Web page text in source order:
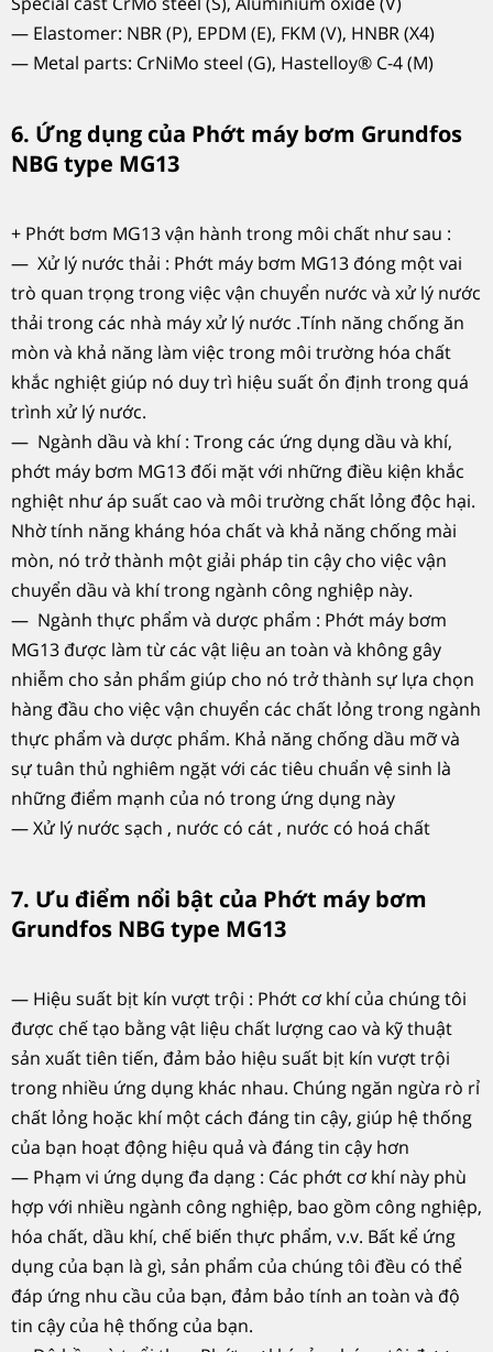
— Elastomer: NBR (P), EPDM (E), FKM (V), HNBR (X4)
— Metal parts: CrNiMo steel (G), Hastelloy® C-4 (M)
6. Ứng dụng của Phớt máy bơm Grundfos
NBG type MG13
+ Phớt bơm MG13 vận hành trong môi chất như sau :
— Xử lý nước thải : Phớt máy bơm MG13 đóng một vai
trò quan trọng trong việc vận chuyển nước và xử lý nước
thải trong các nhà máy xử lý nước .Tính năng chống ăn
mòn và khả năng làm việc trong môi trường hóa chất
khắc nghiệt giúp nó duy trì hiệu suất ổn định trong quá
trình xử lý nước.
— Ngành dầu và khí : Trong các ứng dụng dầu và khí,
phớt máy bơm MG13 đối mặt với những điều kiện khắc
nghiệt như áp suất cao và môi trường chất lỏng độc hại.
Nhờ tính năng kháng hóa chất và khả năng chống mài
mòn, nó trở thành một giải pháp tin cậy cho việc vận
chuyển dầu và khí trong ngành công nghiệp này.
— Ngành thực phẩm và dược phẩm : Phớt máy bơm
MG13 được làm từ các vật liệu an toàn và không gây
nhiễm cho sản phẩm giúp cho nó trở thành sự lựa chọn
hàng đầu cho việc vận chuyển các chất lỏng trong ngành
thực phẩm và dược phẩm. Khả năng chống dầu mỡ và
sự tuân thủ nghiêm ngặt với các tiêu chuẩn vệ sinh là
những điểm mạnh của nó trong ứng dụng này
— Xử lý nước sạch , nước có cát , nước có hoá chất
7. Ưu điểm nổi bật của Phớt máy bơm
Grundfos NBG type MG13
— Hiệu suất bịt kín vượt trội : Phớt cơ khí của chúng tôi
được chế tạo bằng vật liệu chất lượng cao và kỹ thuật
sản xuất tiên tiến, đảm bảo hiệu suất bịt kín vượt trội
trong nhiều ứng dụng khác nhau. Chúng ngăn ngừa rò rỉ
chất lỏng hoặc khí một cách đáng tin cậy, giúp hệ thống
của bạn hoạt động hiệu quả và đáng tin cậy hơn
— Phạm vi ứng dụng đa dạng : Các phớt cơ khí này phù
hợp với nhiều ngành công nghiệp, bao gồm công nghiệp,
hóa chất, dầu khí, chế biến thực phẩm, v.v. Bất kể ứng
dụng của bạn là gì, sản phẩm của chúng tôi đều có thể
đáp ứng nhu cầu của bạn, đảm bảo tính an toàn và độ
tin cậy của hệ thống của bạn.